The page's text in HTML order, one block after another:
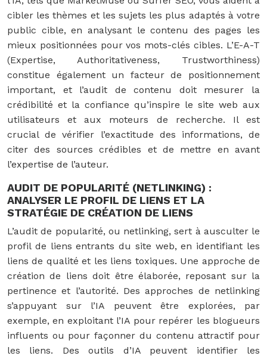
cibler les thèmes et les sujets les plus adaptés à votre
public cible, en analysant le contenu des pages les
mieux positionnées pour vos mots-clés cibles. L’E-A-T
(Expertise, Authoritativeness, Trustworthiness)
constitue également un facteur de positionnement
important, et l’audit de contenu doit mesurer la
crédibilité et la confiance qu’inspire le site web aux
utilisateurs et aux moteurs de recherche. Il est
crucial de vérifier l’exactitude des informations, de
citer des sources crédibles et de mettre en avant
l’expertise de l’auteur.
AUDIT DE POPULARITÉ (NETLINKING) :
ANALYSER LE PROFIL DE LIENS ET LA
STRATÉGIE DE CRÉATION DE LIENS
L’audit de popularité, ou netlinking, sert à ausculter le
profil de liens entrants du site web, en identifiant les
liens de qualité et les liens toxiques. Une approche de
création de liens doit être élaborée, reposant sur la
pertinence et l’autorité. Des approches de netlinking
s’appuyant sur l’IA peuvent être explorées, par
exemple, en exploitant l’IA pour repérer les blogueurs
influents ou pour façonner du contenu attractif pour
les liens. Des outils d’IA peuvent identifier les